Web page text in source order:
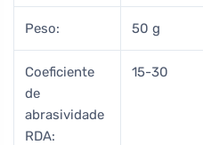
Peso: 50 g
Coeficiente
de
abrasividade
RDA:
15-30